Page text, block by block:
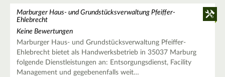
Marburger Haus- und Grundstücksverwaltung Pfeiffer-
Ehlebrecht
Keine Bewertungen
Marburger Haus- und Grundstücksverwaltung Pfeiffer-
Ehlebrecht bietet als Handwerksbetrieb in 35037 Marburg
folgende Dienstleistungen an: Entsorgungsdienst, Facility
Management und gegebenenfalls weit…